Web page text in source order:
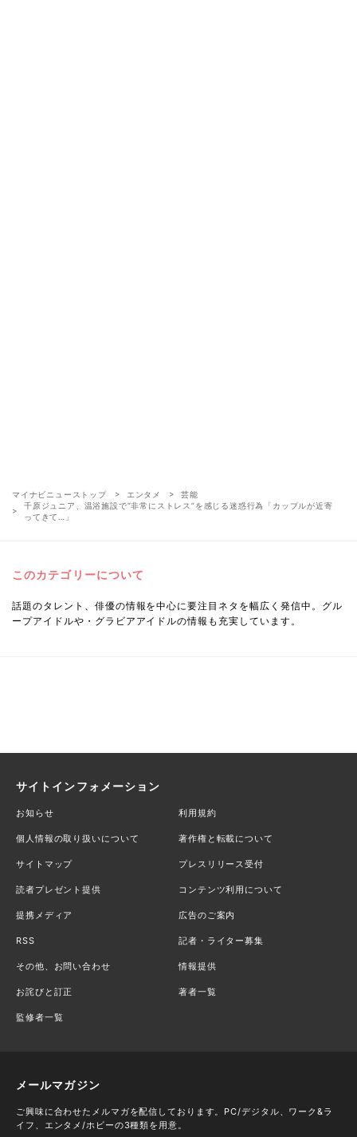
マイナビニューストップ エンタメ
芸能
千原ジュニア、温浴施設で“非常にストレス”を感じる迷惑行為「カップルが近寄
ってきて…」
このカテゴリーについて
話題のタレント、俳優の情報を中心に要注目ネタを幅広く発信中。グル
ープアイドルや・グラビアアイドルの情報も充実しています。
サイトインフォメーション
お知らせ 利用規約
個人情報の取り扱いについて 著作権と転載について
サイトマップ プレスリリース受付
読者プレゼント提供 コンテンツ利用について
提携メディア 広告のご案内
RSS 記者・ライター募集
その他、お問い合わせ 情報提供
お詫びと訂正 著者一覧
監修者一覧
メールマガジン
ご興味に合わせたメルマガを配信しております。PC/デジタル、ワーク&ラ
イフ、エンタメ/ホビーの3種類を用意。